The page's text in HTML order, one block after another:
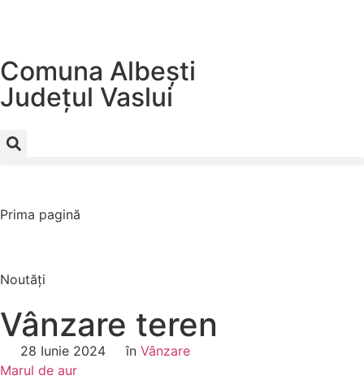
Comuna Albești
Județul Vaslui
Prima pagină
Noutăți
Vânzare teren
28 Iunie 2024 în Vânzare
Marul de aur